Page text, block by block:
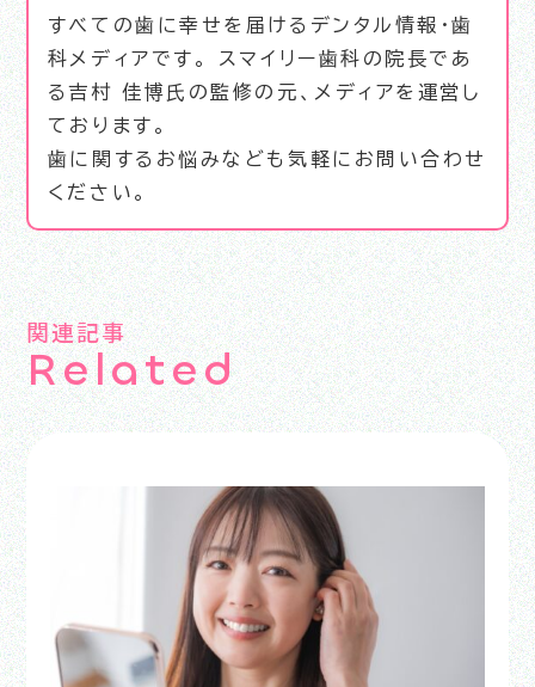
すべての歯に幸せを届けるデンタル情報・歯
科メディアです。 スマイリー歯科の院長であ
る吉村 佳博氏の監修の元、メディアを運営し
ております。
歯に関するお悩みなども気軽にお問い合わせ
ください。
関連記事
Related